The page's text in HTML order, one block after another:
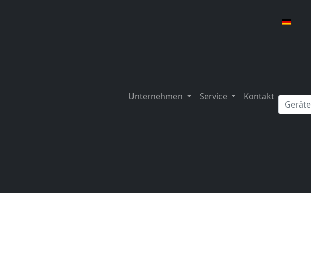
Unternehmen Service Kontakt